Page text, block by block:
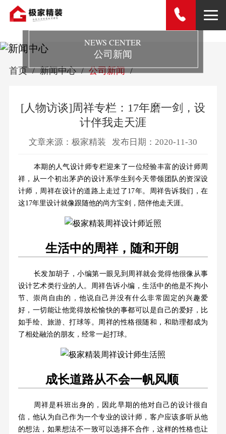
NEWS CENTER
公司新闻
首页 新闻中心 公司新闻
[人物访谈]周祥专栏：17年磨一剑，设
计伴我走天涯
文章来源：极家精装 发布日期：2020-11-30
本期的人气设计师专栏迎来了一位经验丰富的设计师周
祥，从一个初出茅庐的设计系学生到今天带领团队的资深设
计师，周祥在设计的道路上走过了17年。周祥告诉我们，在
这17年里设计就像跟随他的尚方宝剑，陪伴他走天涯。
生活中的周祥，随和开朗
长发加胡子，小编第一眼见到周祥就会觉得他很像从事
设计艺术类行业的人。周祥告诉小编，生活中的他是不拘小
节、崇尚自由的，他说自己并没有什么非常固定的兴趣爱
好，一切能让他觉得放松愉快的事都可以是自己的爱好，比
如手绘、旅游、打球等。周祥的性格很随和，和助理都成为
了相处融洽的朋友，经常一起打球。
成长道路从不会一帆风顺
周祥是科班出身的，因此早期的他对自己的设计很自
信，他认为自己作为一个专业的设计师，客户应该多听从他
的想法，如果想法不一致可以选择不合作，这样的性格也让